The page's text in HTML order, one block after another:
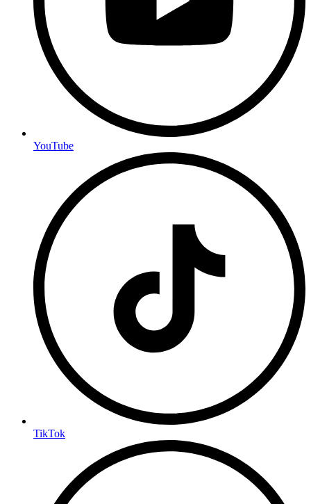
YouTube
TikTok